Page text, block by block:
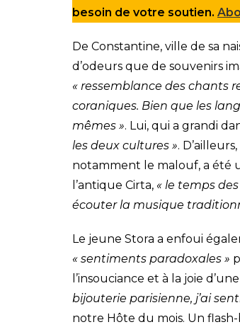
besoin de votre soutien.
De Constantine, ville de sa
d’odeurs que de souvenirs
« ressemblance des chants
coraniques. Bien que les
mêmes ». Lui, qui a grandi
les deux cultures ».
notamment le malouf, a été
l’antique Cirta, « le temps
écouter la musique
Le jeune Stora a enfoui
« sentiments paradoxales »
l’insouciance et à la joie
bijouterie parisienne, j’ai
notre Hôte du mois. Un